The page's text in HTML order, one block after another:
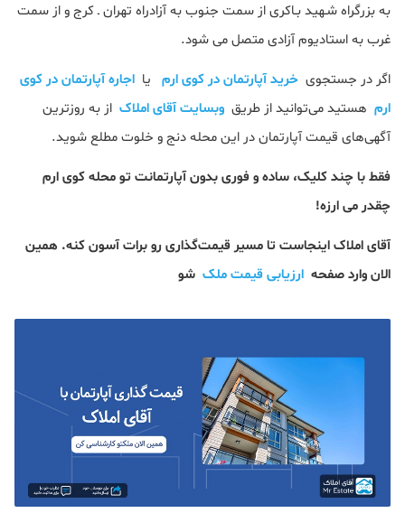
ﺑﻪ بزرگراه ﺷـﻬﯿﺪ ﺑـﺎﮐﺮی از سمت ﺟﻨﻮب ﺑﻪ آزادراه ﺗﻬﺮان ـ ﮐﺮج و از سمت
ﻏﺮب ﺑﻪ استادیوم آزادی متصل می شود.
اگر در جستجوی خرید آپارتمان در کوی ارم یا اجاره آپارتمان در کوی
ارم هستید می‌توانید از طریق وبسایت آقای املاک از به روزترین
آگهی‌های قیمت آپارتمان در این محله دنج و خلوت مطلع شوید.
فقط با چند کلیک، ساده و فوری بدون آپارتمانت تو محله کوی ارم
چقدر می ارزه!
آقای املاک اینجاست تا مسیر قیمت‌گذاری رو برات آسون کنه. همین
الان وارد صفحه ارزیابی قیمت ملک شو